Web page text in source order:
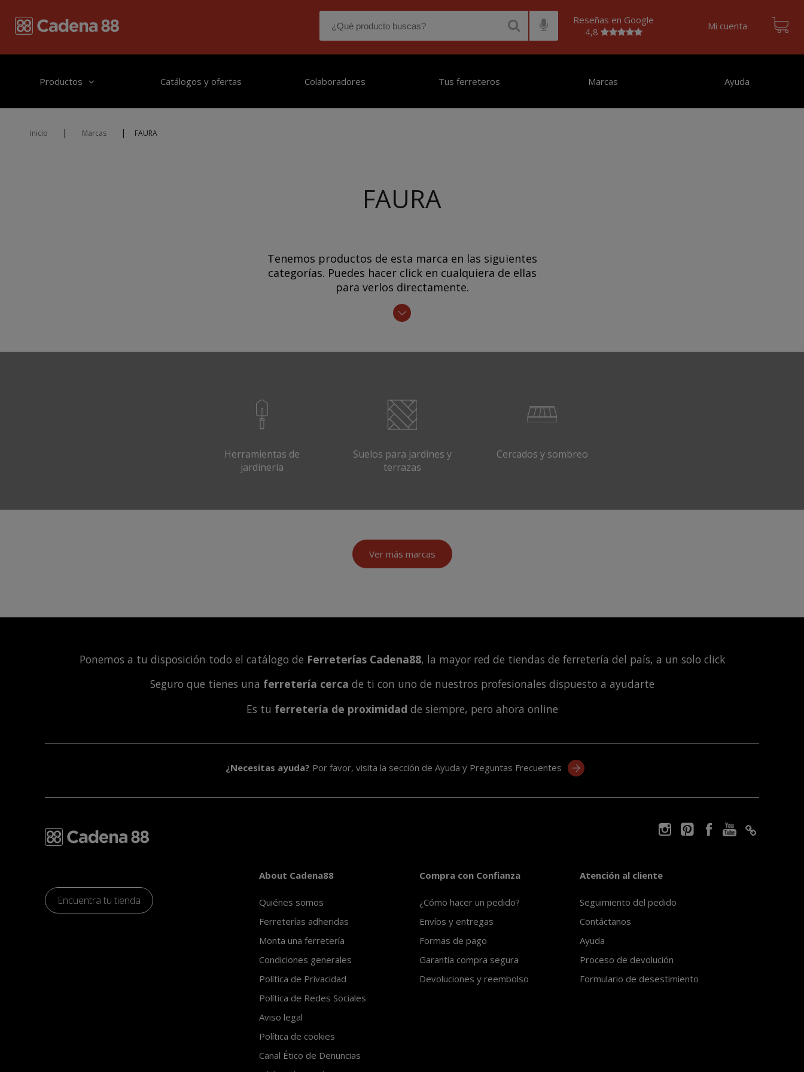
Reseñas en Google
4,8
Mi cuenta
Productos Catálogos y ofertas Colaboradores Tus ferreteros Marcas Ayuda
Inicio | Marcas | FAURA
FAURA
Tenemos productos de esta marca en las siguientes
categorías. Puedes hacer click en cualquiera de ellas
para verlos directamente.
Herramientas de
jardinería
Suelos para jardines y
terrazas
Cercados y sombreo
Ver más marcas
Ponemos a tu disposición todo el catálogo de Ferreterías Cadena88, la mayor red de tiendas de ferretería del país, a un solo click
Seguro que tienes una ferretería cerca de ti con uno de nuestros profesionales dispuesto a ayudarte
Es tu ferretería de proximidad de siempre, pero ahora online
¿Necesitas ayuda? Por favor, visita la sección de Ayuda y Preguntas Frecuentes
Encuentra tu tienda
About Cadena88
Quiénes somos
Ferreterías adheridas
Monta una ferretería
Condiciones generales
Política de Privacidad
Política de Redes Sociales
Aviso legal
Política de cookies
Canal Ético de Denuncias
Compra con Confianza
¿Cómo hacer un pedido?
Envíos y entregas
Formas de pago
Garantía compra segura
Devoluciones y reembolso
Atención al cliente
Seguimiento del pedido
Contáctanos
Ayuda
Proceso de devolución
Formulario de desestimiento